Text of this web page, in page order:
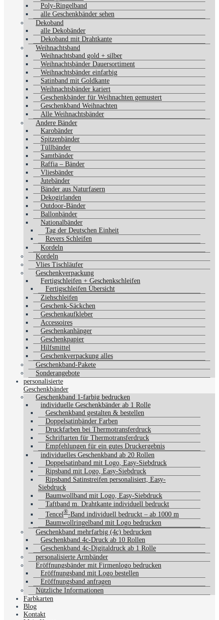
Poly-Ringelband
alle Geschenkbänder sehen
Dekoband
alle Dekobänder
Dekoband mit Drahtkante
Weihnachtsband
Weihnachtsband gold + silber
Weihnachtsbänder Dauersortiment
Weihnachtsbänder einfarbig
Satinband mit Goldkante
Weihnachtsbänder kariert
Geschenkbänder für Weihnachten gemustert
Geschenkband Weihnachten
Alle Weihnachtsbänder
Andere Bänder
Karobänder
Spitzenbänder
Tüllbänder
Samtbänder
Raffia – Bänder
Vliesbänder
Jutebänder
Bänder aus Naturfasern
Dekogirlanden
Outdoor-Bänder
Ballonbänder
Nationalbänder
Tag der Deutschen Einheit
Revers Schleifen
Kordeln
Kordeln
Vlies Tischläufer
Geschenkverpackung
Fertigschleifen + Geschenkschleifen
Fertigschleifen Übersicht
Ziehschleifen
Geschenk-Säckchen
Geschenkaufkleber
Accessoires
Geschenkanhänger
Geschenkpapier
Hilfsmittel
Geschenkverpackung alles
Geschenkband-Pakete
Sonderangebote
personalisierte
Geschenkbänder
Geschenkband 1-farbig bedrucken
individuelle Geschenkbänder ab 1 Rolle
Geschenkband gestalten & bestellen
Doppelsatinbänder Farben
Druckfarben bei Thermotransferdruck
Schriftarten für Thermotransferdruck
Empfehlungen für ein gutes Druckergebnis
individuelles Geschenkband ab 20 Rollen
Doppelsatinband mit Logo, Easy-Siebdruck
Ripsband mit Logo, Easy-Siebdruck
Ripsband Satinstreifen personalisiert, Easy-
Siebdruck
Baumwollband mit Logo, Easy-Siebdruck
Taftband m. Drahtkante individuell bedruckt
Tencel®-Band individuell bedruckt – ab 1000 m
Baumwollringelband mit Logo bedrucken
Geschenkband mehrfarbig (4c) bedrucken
Geschenkband 4c-Druck ab 10 Rollen
Geschenkband 4c-Digitaldruck ab 1 Rolle
personalisierte Armbänder
Eröffnungsbänder mit Firmenlogo bedrucken
Eröffnungsband mit Logo bestellen
Eröffnungsband anfragen
Nützliche Informationen
Farbkarten
Blog
Kontakt